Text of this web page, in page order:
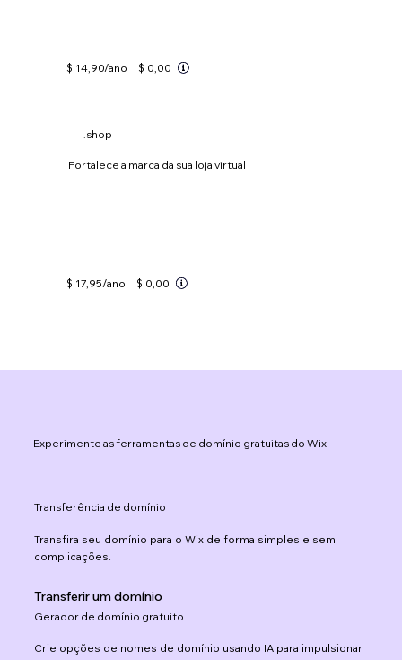
$ 14,90/ano $ 0,00
.shop
Fortalece a marca da sua loja virtual
$ 17,95/ano $ 0,00
Experimente as ferramentas de domínio gratuitas do Wix
Transferência de domínio
Transfira seu domínio para o Wix de forma simples e sem
complicações.
Transferir um domínio
Gerador de domínio gratuito
Crie opções de nomes de domínio usando IA para impulsionar